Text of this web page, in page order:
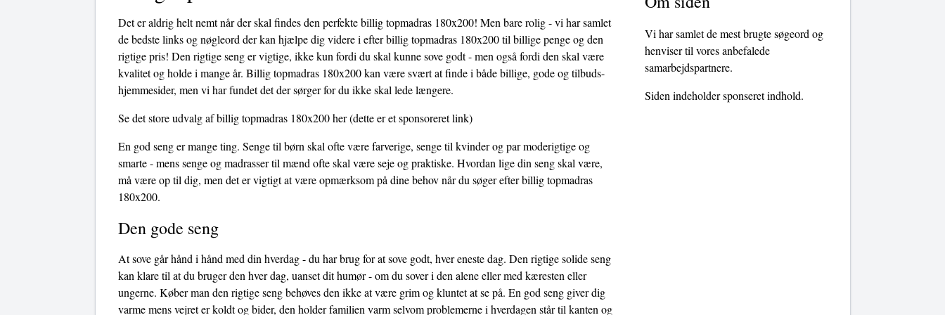
Det er aldrig helt nemt når der skal findes den perfekte billig topmadras 180x200! Men bare rolig - vi har samlet
de bedste links og nøgleord der kan hjælpe dig videre i efter billig topmadras 180x200 til billige penge og den
rigtige pris! Den rigtige seng er vigtige, ikke kun fordi du skal kunne sove godt - men også fordi den skal være
kvalitet og holde i mange år. Billig topmadras 180x200 kan være svært at finde i både billige, gode og tilbuds-
hjemmesider, men vi har fundet det der sørger for du ikke skal lede længere.
Se det store udvalg af billig topmadras 180x200 her(dette er et sponsoreret link)
En god seng er mange ting. Senge til børn skal ofte være farverige, senge til kvinder og par moderigtige og
smarte - mens senge og madrasser til mænd ofte skal være seje og praktiske. Hvordan lige din seng skal være,
må være op til dig, men det er vigtigt at være opmærksom på dine behov når du søger efter billig topmadras
180x200.
Den gode seng
At sove går hånd i hånd med din hverdag - du har brug for at sove godt, hver eneste dag. Den rigtige solide seng
kan klare til at du bruger den hver dag, uanset dit humør - om du sover i den alene eller med kæresten eller
ungerne. Køber man den rigtige seng behøves den ikke at være grim og kluntet at se på. En god seng giver dig
varme mens vejret er koldt og bider, den holder familien varm selvom problemerne i hverdagen står til kanten og
Vi har samlet de mest brugte søgeord og
henviser til vores anbefalede
samarbejdspartnere.
Siden indeholder sponseret indhold.